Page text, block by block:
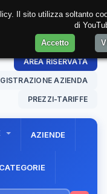
AREA RISERVATA
AZIENDA
PREZZI-TARIFFE
AZIENDE
CATEGORIE
Il sito utilizza soltanto
di
Accetto